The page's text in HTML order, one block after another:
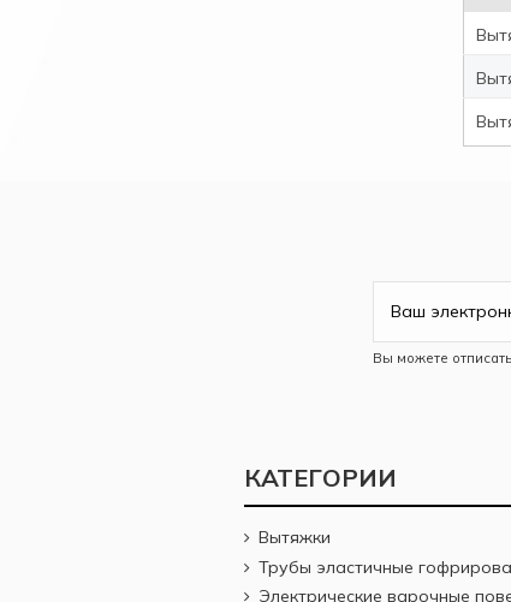
Вы можете
КАТЕГОРИИ
Вытяжки
Трубы эластичные
Электрические варочные